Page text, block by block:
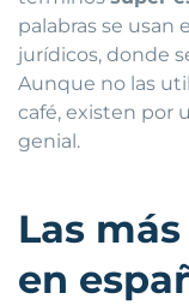
palabras se usan
jurídicos, donde
Aunque no las
café, existen por
genial.
Las
en